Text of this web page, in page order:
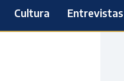
Cultura Entrevistas